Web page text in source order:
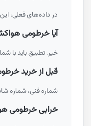
در داده‌های فعلی،
آیا خرطومی
خیر. تطبیق باید با
قبل از خرید
شماره فنی، شماره
خرابی خرطومی